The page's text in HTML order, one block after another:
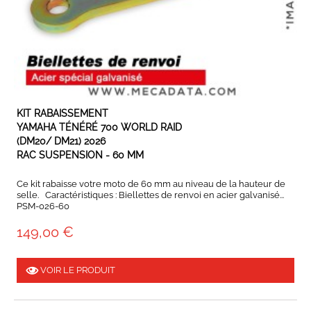
KIT RABAISSEMENT
YAMAHA TÉNÉRÉ 700 WORLD RAID
(DM20/ DM21) 2026
RAC SUSPENSION - 60 MM
Ce kit rabaisse votre moto de 60 mm au niveau de la hauteur de
selle. Caractéristiques : Biellettes de renvoi en acier galvanisé...
PSM-026-60
149,00 €
VOIR LE PRODUIT